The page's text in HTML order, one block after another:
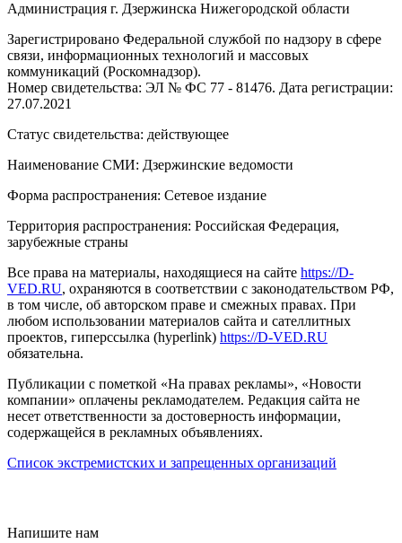
Администрация г. Дзержинска Нижегородской области
Зарегистрировано Федеральной службой по надзору в сфере
связи, информационных технологий и массовых
коммуникаций (Роскомнадзор).
Номер свидетельства: ЭЛ № ФС 77 - 81476. Дата регистрации:
27.07.2021
Статус свидетельства: действующее
Наименование СМИ: Дзержинские ведомости
Форма распространения: Сетевое издание
Территория распространения: Российская Федерация,
зарубежные страны
Все права на материалы, находящиеся на сайте https://D-
VED.RU, охраняются в соответствии с законодательством РФ,
в том числе, об авторском праве и смежных правах. При
любом использовании материалов сайта и сателлитных
проектов, гиперссылка (hyperlink) https://D-VED.RU
обязательна.
Публикации с пометкой «На правах рекламы», «Новости
компании» оплачены рекламодателем. Редакция сайта не
несет ответственности за достоверность информации,
содержащейся в рекламных объявлениях.
Список экстремистских и запрещенных организаций
Напишите нам